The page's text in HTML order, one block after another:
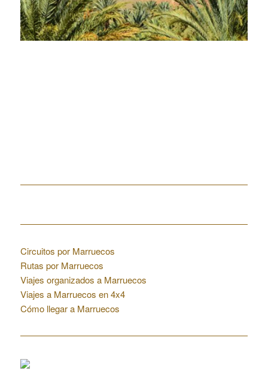
Circuitos por Marruecos
Rutas por Marruecos
Viajes organizados a Marruecos
Viajes a Marruecos en 4x4
Cómo llegar a Marruecos